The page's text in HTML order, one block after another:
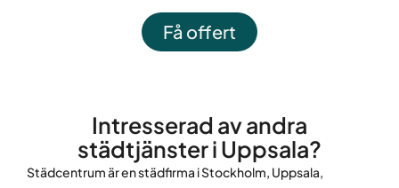
Få offert
Intresserad av andra
städtjänster i Uppsala?
Städcentrum är en städfirma i Stockholm, Uppsala,